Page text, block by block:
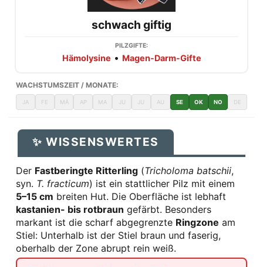
schwach giftig
PILZGIFTE:
Hämolysine • Magen-Darm-Gifte
WACHSTUMSZEIT / MONATE:
JA FE MÄ AP MA JU JU AU SE OK NO DE
✨ WISSENSWERTES
Der Fastberingte Ritterling (Tricholoma batschii,
syn. T. fracticum) ist ein stattlicher Pilz mit einem
5–15 cm breiten Hut. Die Oberfläche ist lebhaft
kastanien- bis rotbraun gefärbt. Besonders
markant ist die scharf abgegrenzte Ringzone am
Stiel: Unterhalb ist der Stiel braun und faserig,
oberhalb der Zone abrupt rein weiß.